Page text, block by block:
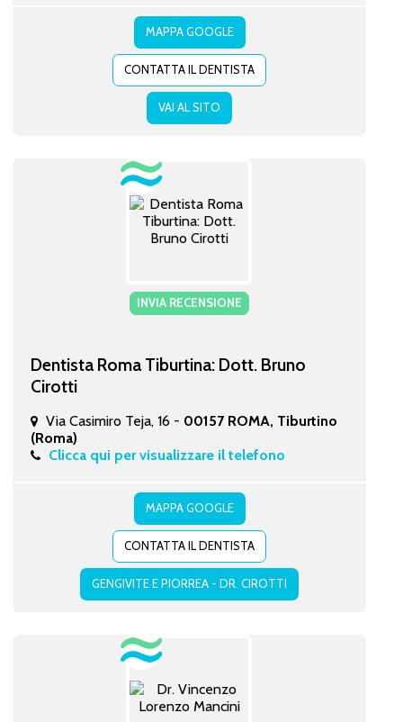
MAPPA GOOGLE
CONTATTA IL DENTISTA
VAI AL SITO
INVIA RECENSIONE
Dentista Roma Tiburtina: Dott. Bruno
Cirotti
Via Casimiro Teja, 16 - 00157 ROMA, Tiburtino
(Roma)
Clicca qui per visualizzare il telefono
MAPPA GOOGLE
CONTATTA IL DENTISTA
GENGIVITE E PIORREA - DR. CIROTTI